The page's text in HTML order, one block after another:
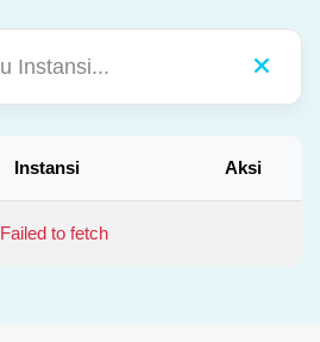
Instansi Aksi
Failed to fetch